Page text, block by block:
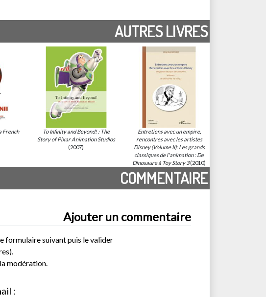
AUTRES LIVRES
French
To Infinity and Beyond! : The
Story of Pixar Animation Studios
(2007)
Entretiens avec un empire,
rencontres avec les artistes
Disney (Volume II): Les grands
classiques de l'animation : De
Dinosaure à Toy Story 3(2010)
COMMENTAIRE
Ajouter un commentaire
formulaire suivant puis le valider
modération.
: